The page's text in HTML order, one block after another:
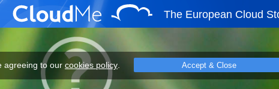
policy.
agreeing to our cookies policy Accept & Close
The European Cloud